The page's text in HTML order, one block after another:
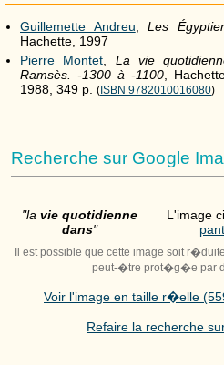
Guillemette Andreu ,Les
Hachette, 1997
Pierre Montet
La vie
Ramsès. -1300 à -1100 ,
1988, 349 p. (ISBN 9782010016080)
Recherche sur Google
"la vie quotidienne
dans"
L'image
Il est possible que cette image soit
peut-�tre prot�g�e par
Voir l'image en taille r�elle
Refaire la recherche